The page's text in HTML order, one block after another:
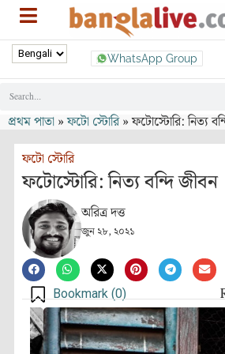
WhatsApp Group
প্রথম পাতা »ফটো স্টোরি»ফটোস্টোরি: নিত্য
ফটো স্টোরি
ফটোস্টোরি: নিত্য বন্দি জীবন
অরিত্র দত্ত
জুন ২৮, ২০২১
Bookmark (0)